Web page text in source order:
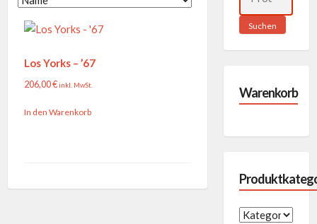
Los Yorks – ’67
206,00€inkl. MwSt.
In den Warenkorb
Suchen
Warenkorb